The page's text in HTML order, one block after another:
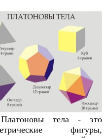
Платоновы тела - это
фигуры,